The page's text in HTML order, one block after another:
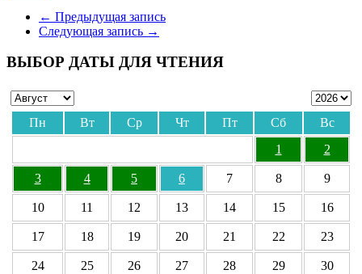
Отправить
← Предыдущая запись
Следующая запись →
ВЫБОР ДАТЫ ДЛЯ ЧТЕНИЯ
Пн Вт Ср Чт Пт Сб
Вс
1
2
3 4 5 6 7 8 9
10 11 12 13 14 15 16
17 18 19 20 21 22 23
24 25 26 27 28 29 30